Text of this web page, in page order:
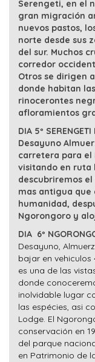
Serengeti, en el
gran migración
nuevos pastos,
norte desde sus
del sur. Muchos
corredor
Otros se dirigen
donde habitan
rinocerontes
afloramientos
DIA 5º
Desayuno
carretera para el
visitando en ruta
descubriremos el
mas antigua que
humanidad,
Ngorongoro y
DIA 6º
Desayuno,
bajar en vehiculos
es una de las
donde
inolvidable lugar
las espécies, asi
Lodge. El
conservación en
del parque
en Patrimonio de